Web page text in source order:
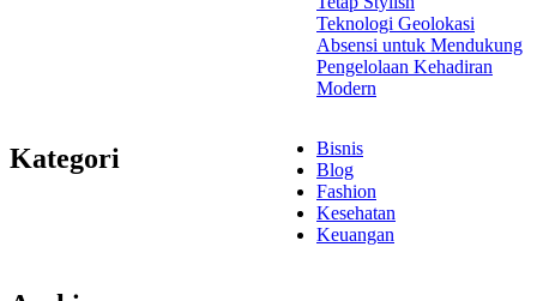
Teknologi Geolokasi
Absensi untuk Mendukung
Pengelolaan Kehadiran
Modern
Kategori
Bisnis
Blog
Fashion
Kesehatan
Keuangan